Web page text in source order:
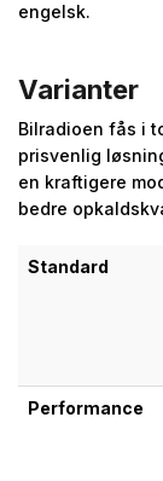
engelsk.
Varianter
Bilradioen fås i
prisvenlig
en kraftigere
bedre
Standard
Performance